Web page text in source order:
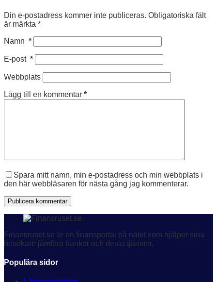
Din e-postadress kommer inte publiceras. Obligatoriska fält
är märkta *
Namn *
E-post *
Webbplats
Lägg till en kommentar *
Spara mitt namn, min e-postadress och min webbplats i
den här webbläsaren för nästa gång jag kommenterar.
Publicera kommentar
Finansruset.se är en finansportal på nätet som hjälper sina
besökare jämföra banker och deras tjänster.
Populära sidor